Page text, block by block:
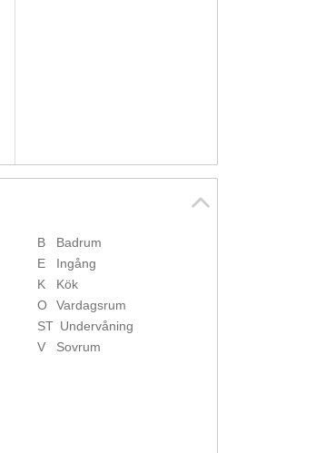
B
Badrum
E
Ingång
K
Kök
O
Vardagsrum
ST Undervåning
V
Sovrum